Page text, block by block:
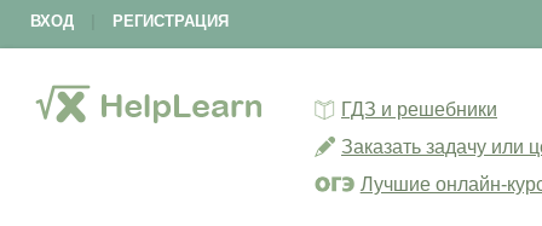
ВХОД РЕГИСТРАЦИЯ
ГДЗ и решебники
Заказать задачу или
Лучшие онлайн-